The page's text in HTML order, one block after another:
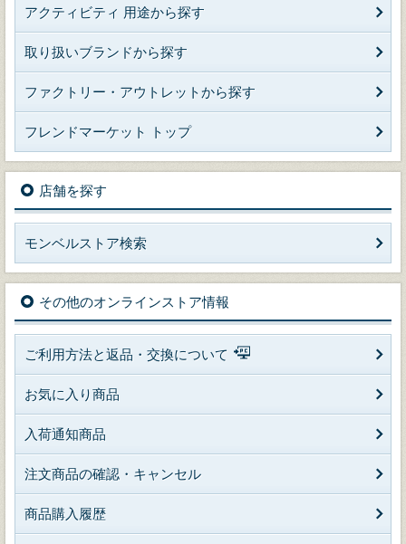
アクティビティ 用途から探す
取り扱いブランドから探す
ファクトリー・アウトレットから探す
フレンドマーケット トップ
店舗を探す
モンベルストア検索
その他のオンラインストア情報
ご利用方法と返品・交換について
お気に入り商品
入荷通知商品
注文商品の確認・キャンセル
商品購入履歴